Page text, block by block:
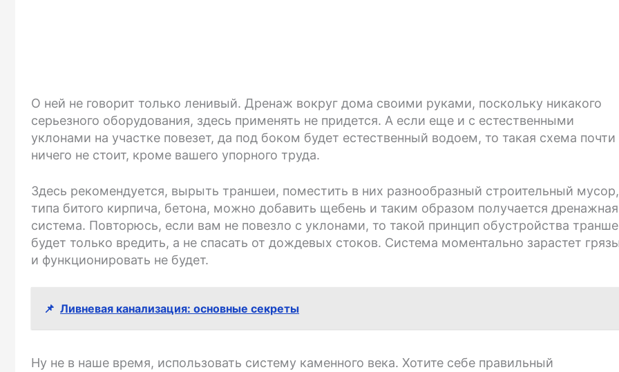
О ней не говорит только ленивый. Дренаж вокруг дома своими руками, поскольку никакого
серьезного оборудования, здесь применять не придется. А если еще и с естественными
уклонами на участке повезет, да под боком будет естественный водоем, то такая схема почти
ничего не стоит, кроме вашего упорного труда.
Здесь рекомендуется, вырыть траншеи, поместить в них разнообразный строительный мусор,
типа битого кирпича, бетона, можно добавить щебень и таким образом получается дренажная
система. Повторюсь, если вам не повезло с уклонами, то такой принцип обустройства
будет только вредить, а не спасать от дождевых стоков. Система моментально зарастет
и функционировать не будет.
📌 Ливневая канализация: основные секреты
Ну не в наше время, использовать систему каменного века. Хотите себе правильный